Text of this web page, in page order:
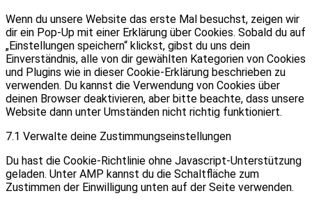
Wenn du unsere Website das erste Mal besuchst, zeigen wir
dir ein Pop-Up mit einer Erklärung über Cookies. Sobald du auf
„Einstellungen speichern“ klickst, gibst du uns dein
Einverständnis, alle von dir gewählten Kategorien von Cookies
und Plugins wie in dieser Cookie-Erklärung beschrieben zu
verwenden. Du kannst die Verwendung von Cookies über
deinen Browser deaktivieren, aber bitte beachte, dass unsere
Website dann unter Umständen nicht richtig funktioniert.
7.1 Verwalte deine Zustimmungseinstellungen
Du hast die Cookie-Richtlinie ohne Javascript-Unterstützung
geladen. Unter AMP kannst du die Schaltfläche zum
Zustimmen der Einwilligung unten auf der Seite verwenden.